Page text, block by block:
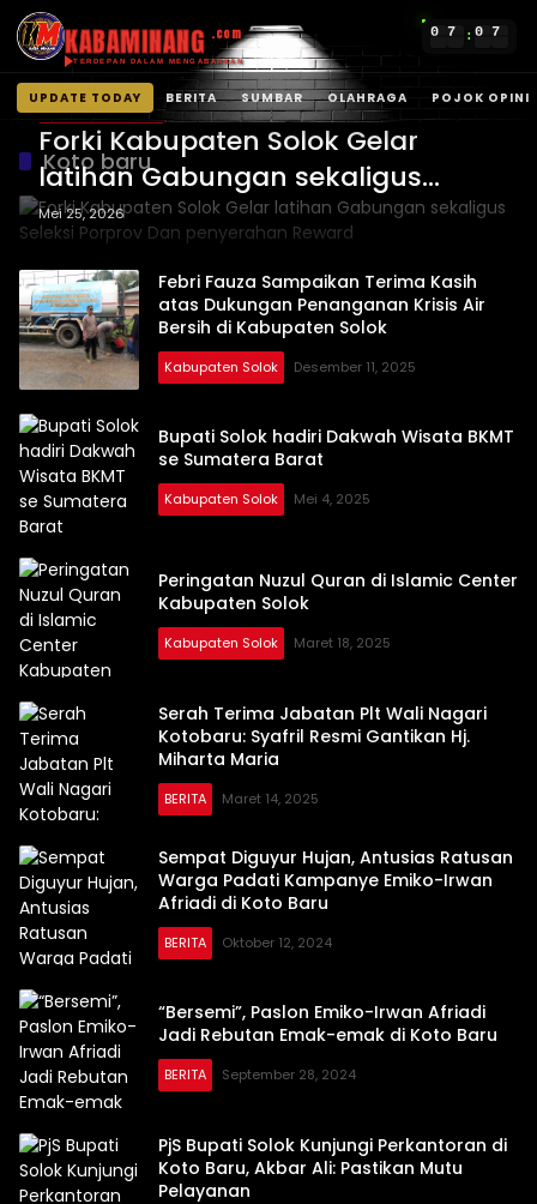
KABAMINANG .com
TERDEPAN DALAM MENGABARKAN
0 7 : 0 7
UPDATE TODAY BERITA SUMBAR OLAHRAGA POJOK OPINI
Langsung
konten
Koto baru
Kabupaten Solok
Forki Kabupaten Solok Gelar
latihan Gabungan sekaligus
Seleksi Porprov Dan penyerahan
Reward
Mei 25, 2026
Febri Fauza Sampaikan Terima Kasih
atas Dukungan Penanganan Krisis Air
Bersih di Kabupaten Solok
Kabupaten Solok Desember 11, 2025
Bupati Solok hadiri Dakwah Wisata BKMT
se Sumatera Barat
Kabupaten Solok Mei 4, 2025
Peringatan Nuzul Quran di Islamic Center
Kabupaten Solok
Kabupaten Solok Maret 18, 2025
Serah Terima Jabatan Plt Wali Nagari
Kotobaru: Syafril Resmi Gantikan Hj.
Miharta Maria
BERITA Maret 14, 2025
Sempat Diguyur Hujan, Antusias Ratusan
Warga Padati Kampanye Emiko-Irwan
Afriadi di Koto Baru
BERITA Oktober 12, 2024
“Bersemi”, Paslon Emiko-Irwan Afriadi
Jadi Rebutan Emak-emak di Koto Baru
BERITA September 28, 2024
PjS Bupati Solok Kunjungi Perkantoran di
Koto Baru, Akbar Ali: Pastikan Mutu
Pelayanan